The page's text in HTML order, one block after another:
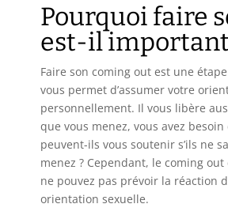
Pourquoi faire
est-il important
Faire son coming out est une
vous permet d’assumer votre
personnellement. Il vous libère
que vous menez, vous avez
peuvent-ils vous soutenir s’ils ne
menez ? Cependant, le coming
ne pouvez pas prévoir la réaction
orientation sexuelle.